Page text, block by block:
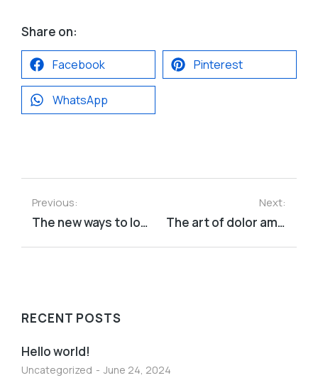
Share on:
Facebook Pinterest
WhatsApp
Previous:
The new ways to lorem ipsum dolor
Next:
The art of dolor amet placerat
RECENT POSTS
Hello world!
Uncategorized June 24, 2024